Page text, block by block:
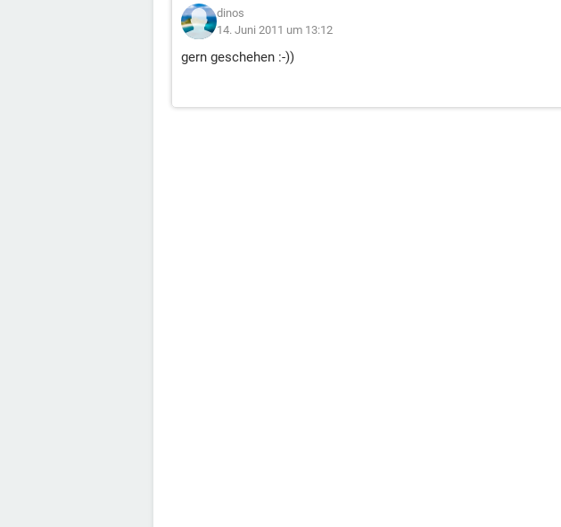
dinos
14. Juni 2011 um 13:12
gern geschehen :-))